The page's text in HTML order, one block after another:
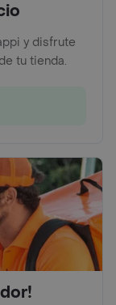
y disfrute
tu tienda.